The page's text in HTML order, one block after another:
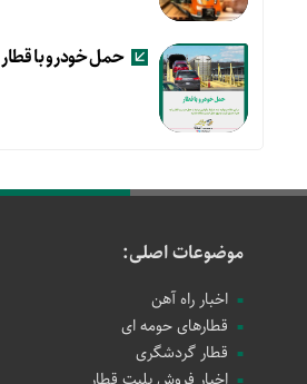
حمل خودرو با قطار
موضوعات اصلی:
اخبار راه آهن
قطارهای حومه ای
قطار گردشگری